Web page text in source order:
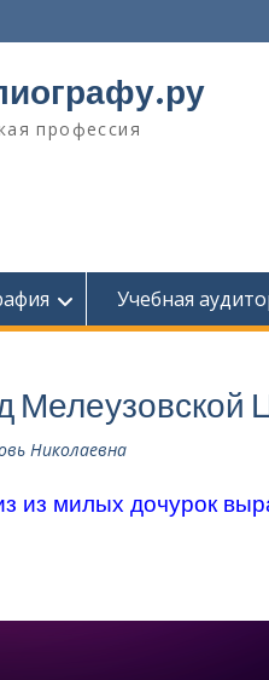
профессия
Учебная
Мелеузовской
Николаевна
из милых дочурок